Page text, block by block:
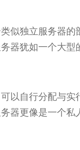
似独立服务器的
器犹如一个大型
以自行分配与实
器更像是一个私